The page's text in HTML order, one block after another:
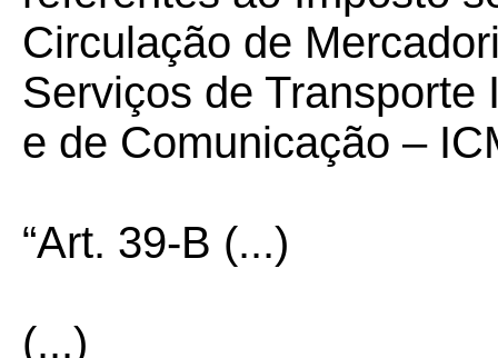
Circulação de
Serviços de
e de Comunicação –
“Art. 39-B (...)
(...)